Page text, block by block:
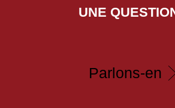
UNE
Parlons-en